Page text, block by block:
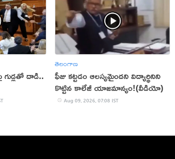
దాడి..
తెలంగాణ
ఫీజు కట్టడం ఆలస్యమైందని విద్యార్థినిని
కొట్టిన కాలేజీ యాజమాన్యం!(వీడియో)
Aug 09, 2026, 07:08 IST